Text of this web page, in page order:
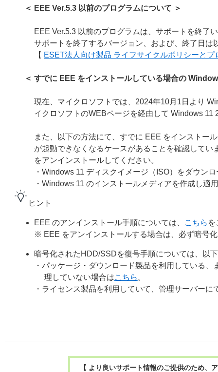
＜ EEE Ver.5.3 以前のプログラムについて ＞
EEE Ver.5.3 以前のプログラムは、サポートを終了
サポートを終了するバージョン、および、終了日
【 ESET法人向け製品 ライフサイクルポリシーと
＜ すでに EEE をインストールしている場合の
現在、マイクロソフトでは、2024年10月1日より
イクロソフトのWEBページを経由して Windows
また、以下の方法にて、すでに EEE をインストー
が起動できなくなるケースがあることを確認して
をアンインストールしてください。
・Windows 11 ディスクイメージ（ISO）をダウン
・Windows 11 のインストールメディアを作成し適
ヒント
EEE のアンインストール手順については、 こちら を
※ EEE をアンインストールする場合は、必ず暗号
暗号化されたHDD/SSDを復号手順については、以
・パッケージ・ダウンロード製品を利用している
理していない場合はこちら 。
・ライセンス製品を利用していて、管理サーバー
【 より良いサポート情報のご提供のため